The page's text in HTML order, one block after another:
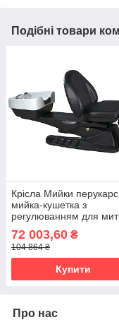
Подібні товари
Крісла Мийки
мийка-кушетка з
регулюванням для
голови електромойка
салону краси 6001
72 003,60 ₴
104 864 ₴
Купити
Про нас